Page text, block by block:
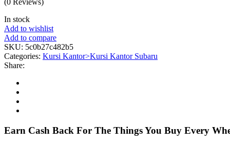
(0 Reviews)
In stock
Add to wishlist
Add to compare
SKU: 5c0b27c482b5
Categories: Kursi Kantor>Kursi Kantor Subaru
Share:
Earn Cash Back For The Things You Buy Every